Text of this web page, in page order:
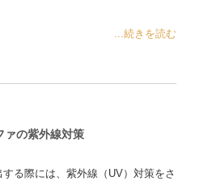
...続きを読む
ァの紫外線対策
する際には、紫外線（UV）対策をさ